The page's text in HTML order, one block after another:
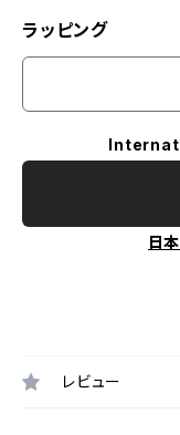
ラッピング
日
レビュー